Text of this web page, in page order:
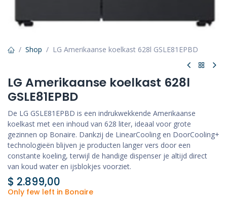
Shop LG Amerikaanse koelkast 628l GSLE81EPBD
LG Amerikaanse koelkast 628l
GSLE81EPBD
De LG GSLE81EPBD is een indrukwekkende Amerikaanse
koelkast met een inhoud van 628 liter, ideaal voor grote
gezinnen op Bonaire. Dankzij de LinearCooling en DoorCooling+
technologieën blijven je producten langer vers door een
constante koeling, terwijl de handige dispenser je altijd direct
van koud water en ijsblokjes voorziet.
$ 2.899,00
Only few left in Bonaire